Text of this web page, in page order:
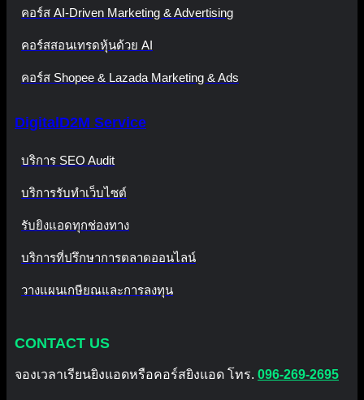
คอร์ส AI-Driven Marketing & Advertising
คอร์สสอนเทรดหุ้นด้วย AI
คอร์ส Shopee & Lazada Marketing & Ads
DigitalD2M Service
บริการ SEO Audit
บริการรับทำเว็บไซต์
รับยิงแอดทุกช่องทาง
บริการที่ปรึกษาการตลาดออนไลน์
วางแผนเกษียณและการลงทุน
CONTACT US
จองเวลาเรียนยิงแอดหรือคอร์สยิงแอด โทร. 096-269-2695